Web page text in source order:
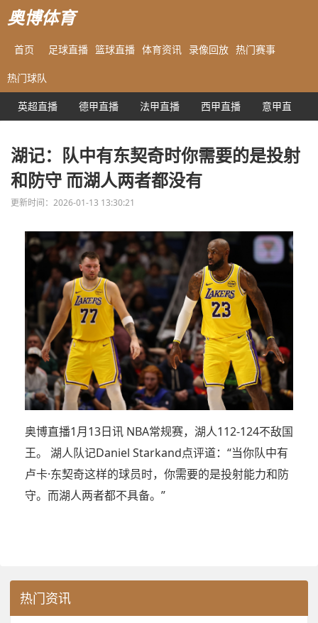
奥博体育
首页 足球直播 篮球直播 体育资讯 录像回放 热门赛事
热门球队
英超直播 德甲直播 法甲直播 西甲直播 意甲直播
湖记：队中有东契奇时你需要的是投射
和防守 而湖人两者都没有
更新时间：2026-01-13 13:30:21
奥博直播1月13日讯 NBA常规赛，湖人112-124不敌国
王。 湖人队记Daniel Starkand点评道：“当你队中有
卢卡·东契奇这样的球员时，你需要的是投射能力和防
守。而湖人两者都不具备。”
热门资讯